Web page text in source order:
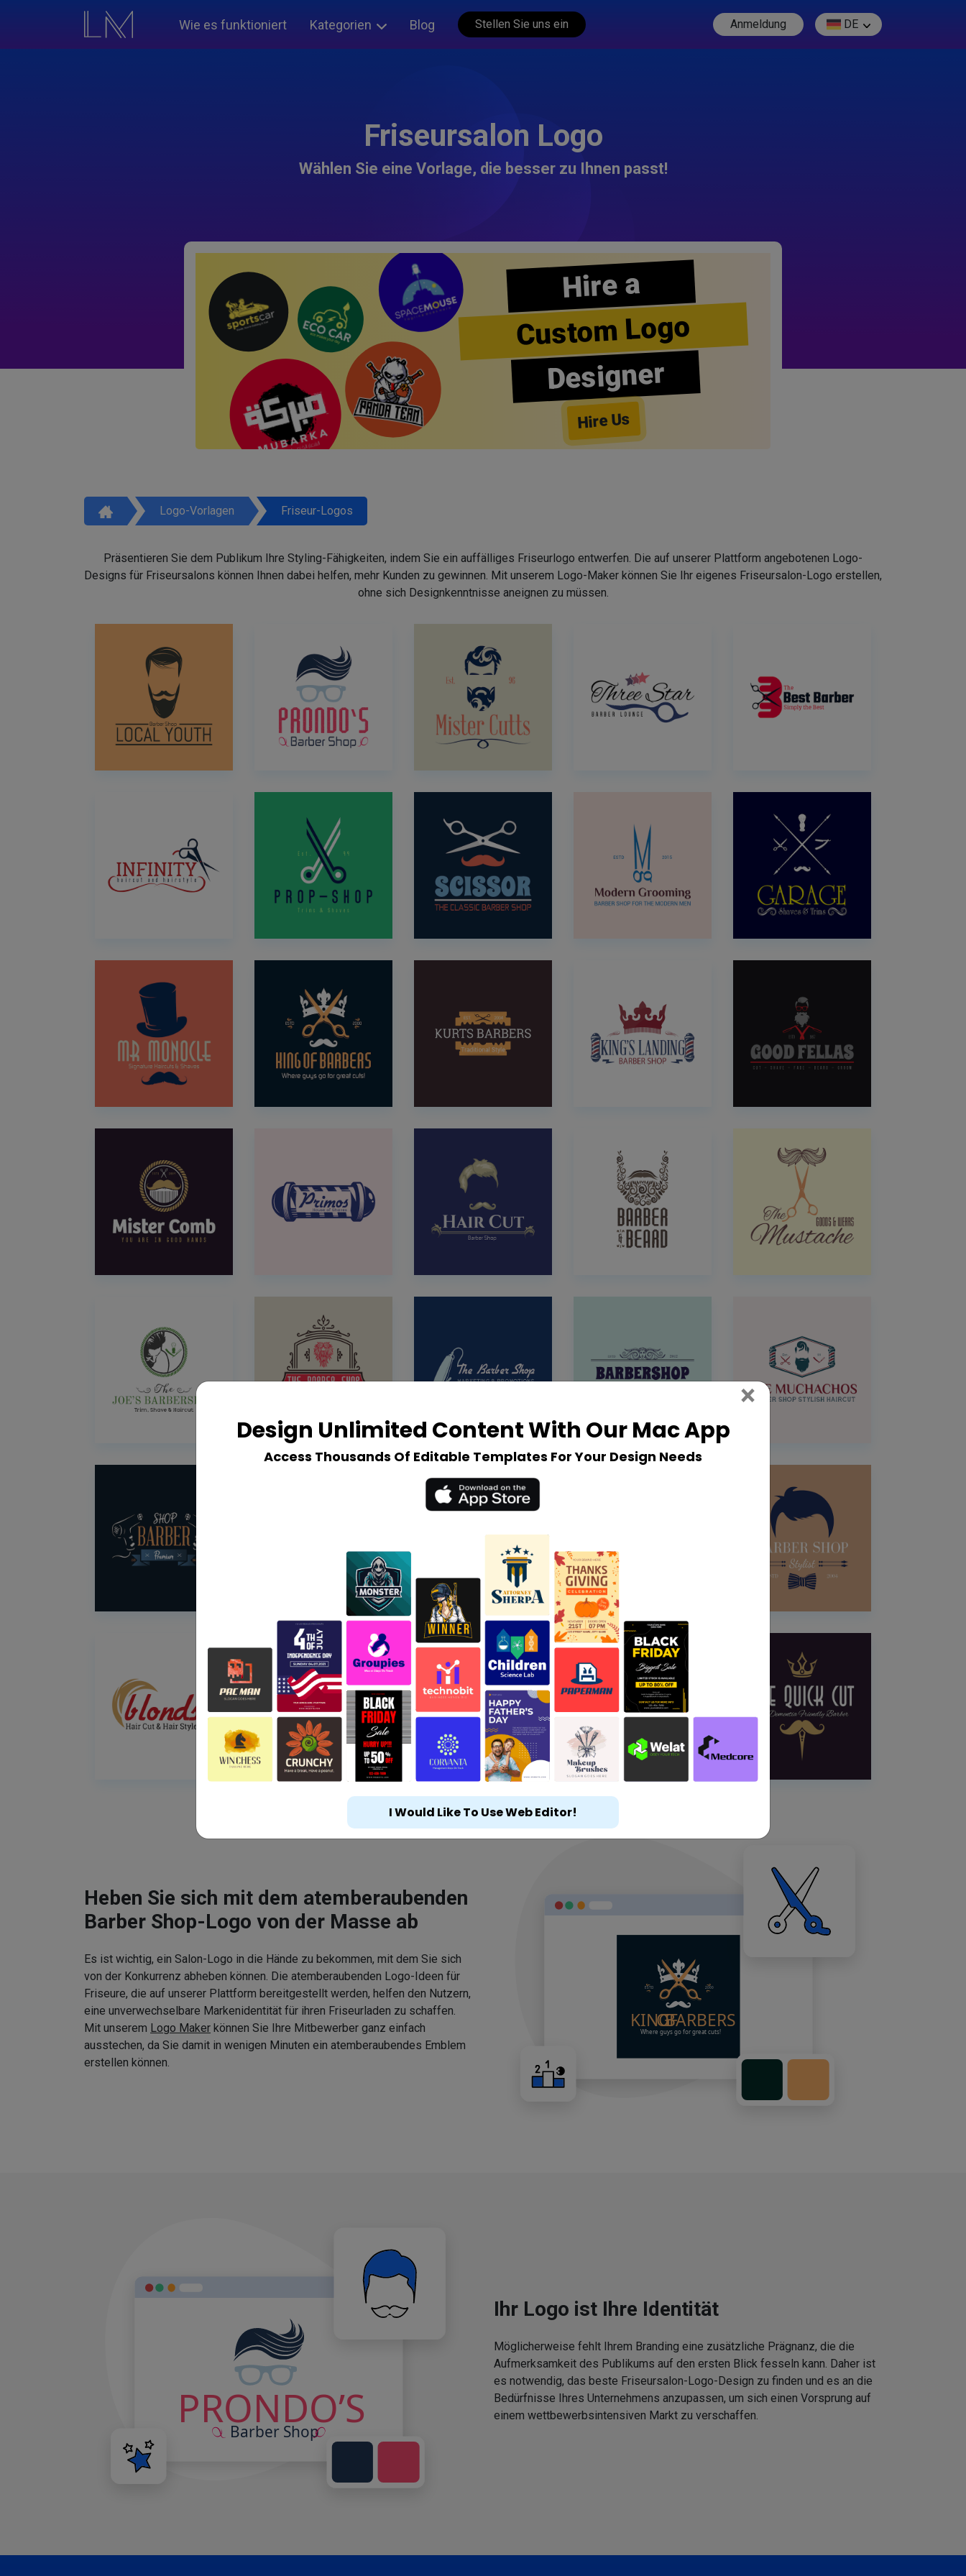
Wie es funktioniert Kategorien Blog Stellen Sie uns ein Anmeldung DE
Friseursalon Logo
Wählen Sie eine Vorlage, die besser zu Ihnen passt!
Hire a
Custom Logo
Designer
Hire Us
Logo-Vorlagen Friseur-Logos
Präsentieren Sie dem Publikum Ihre Styling-Fähigkeiten, indem Sie ein auffälliges Friseurlogo entwerfen. Die auf unserer Plattform angebotenen Logo-
Designs für Friseursalons können Ihnen dabei helfen, mehr Kunden zu gewinnen. Mit unserem Logo-Maker können Sie Ihr eigenes Friseursalon-Logo erstellen,
ohne sich Designkenntnisse aneignen zu müssen.
Heben Sie sich mit dem atemberaubenden
Barber Shop-Logo von der Masse ab
Es ist wichtig, ein Salon-Logo in die Hände zu bekommen, mit dem Sie sich
von der Konkurrenz abheben können. Die atemberaubenden Logo-Ideen für
Friseure, die auf unserer Plattform bereitgestellt werden, helfen den Nutzern,
eine unverwechselbare Markenidentität für ihren Friseurladen zu schaffen.
Mit unserem Logo Maker können Sie Ihre Mitbewerber ganz einfach
ausstechen, da Sie damit in wenigen Minuten ein atemberaubendes Emblem
erstellen können.
Ihr Logo ist Ihre Identität
Möglicherweise fehlt Ihrem Branding eine zusätzliche Prägnanz, die die
Aufmerksamkeit des Publikums auf den ersten Blick fesseln kann. Daher ist
es notwendig, das beste Friseursalon-Logo-Design zu finden und es an die
Bedürfnisse Ihres Unternehmens anzupassen, um sich einen Vorsprung auf
einem wettbewerbsintensiven Markt zu verschaffen.
Design Unlimited Content With Our Mac App
Access Thousands Of Editable Templates For Your Design Needs
× Close
I Would Like To Use Web Editor!